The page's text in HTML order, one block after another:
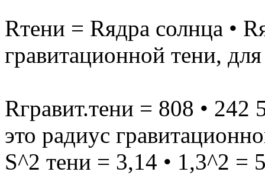
Rтени = Rядра солнца •
гравитационной тени,
Rгравит.тени = 808 •
это радиус
S^2 тени = 3,14 • 1,3^2 =